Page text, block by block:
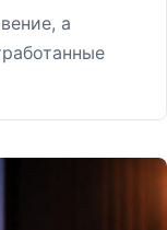
а